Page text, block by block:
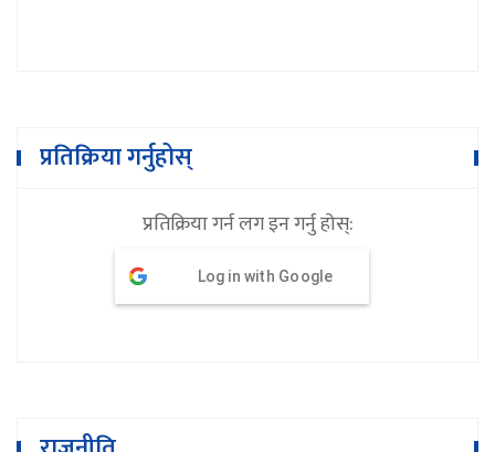
प्रतिक्रिया गर्नुहोस्
प्रतिक्रिया गर्न लग इन गर्नु होस्:
Log in with Google